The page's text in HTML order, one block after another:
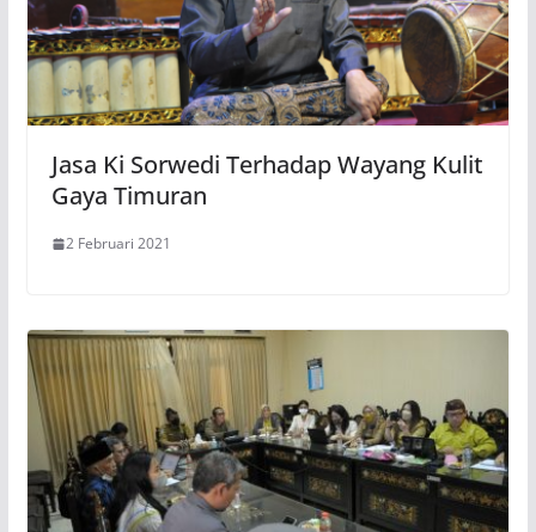
Jasa Ki Sorwedi Terhadap Wayang Kulit
Gaya Timuran
2 Februari 2021